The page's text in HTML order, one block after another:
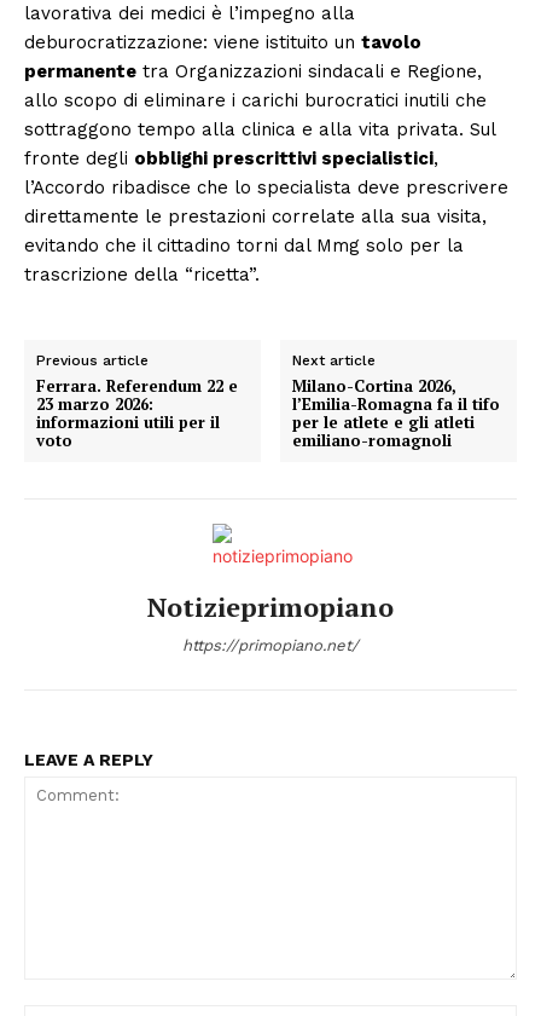
lavorativa dei medici è l’impegno alla
deburocratizzazione: viene istituito un tavolo
permanente tra Organizzazioni sindacali e Regione,
allo scopo di eliminare i carichi burocratici inutili che
sottraggono tempo alla clinica e alla vita privata. Sul
fronte degli obblighi prescrittivi specialistici,
l’Accordo ribadisce che lo specialista deve prescrivere
direttamente le prestazioni correlate alla sua visita,
evitando che il cittadino torni dal Mmg solo per la
trascrizione della “ricetta”.
Previous article
Ferrara. Referendum 22 e
23 marzo 2026:
informazioni utili per il
voto
Next article
Milano-Cortina 2026,
l’Emilia-Romagna fa il tifo
per le atlete e gli atleti
emiliano-romagnoli
Notizieprimopiano
https://primopiano.net/
LEAVE A REPLY